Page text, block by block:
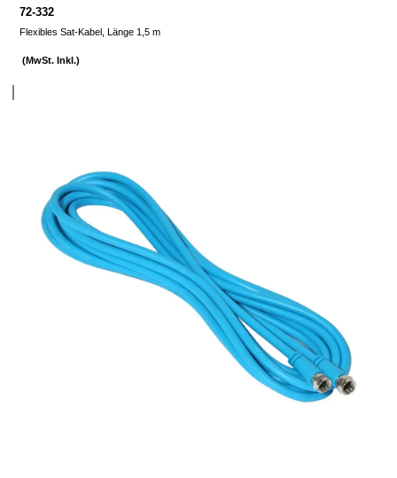
72-332
Flexibles Sat-Kabel, Länge 1,5 m
(MwSt. Inkl.)